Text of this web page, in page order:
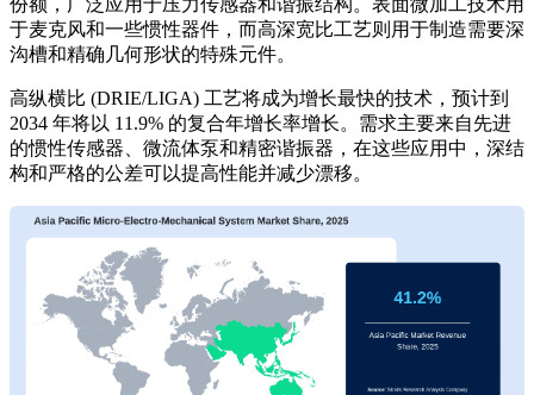
份额，广泛应用于压力传感器和谐振结构。表面微加工技术用
于麦克风和一些惯性器件，而高深宽比工艺则用于制造需要深
沟槽和精确几何形状的特殊元件。
高纵横比 (DRIE/LIGA) 工艺将成为增长最快的技术，预计到
2034 年将以 11.9% 的复合年增长率增长。需求主要来自先进
的惯性传感器、微流体泵和精密谐振器，在这些应用中，深结
构和严格的公差可以提高性能并减少漂移。